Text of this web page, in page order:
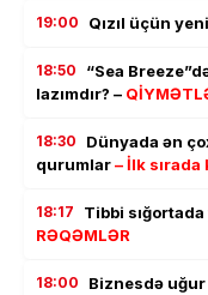
19:00 Qızıl üçün
18:50
“Sea
lazımdır? –
18:30
Dünyada ən
qurumlar– İlk sırada
18:17
Tibbi sığortada
RƏQƏMLƏR
18:00 Biznesdə